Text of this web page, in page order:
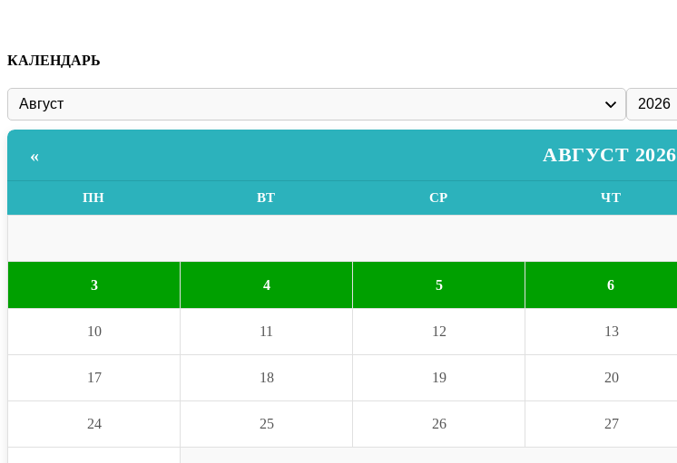
КАЛЕНДАРЬ
« АВГУСТ 2026
ПН ВТ СР ЧТ
3 4 5 6
10 11 12 13
17 18 19 20
24 25 26 27